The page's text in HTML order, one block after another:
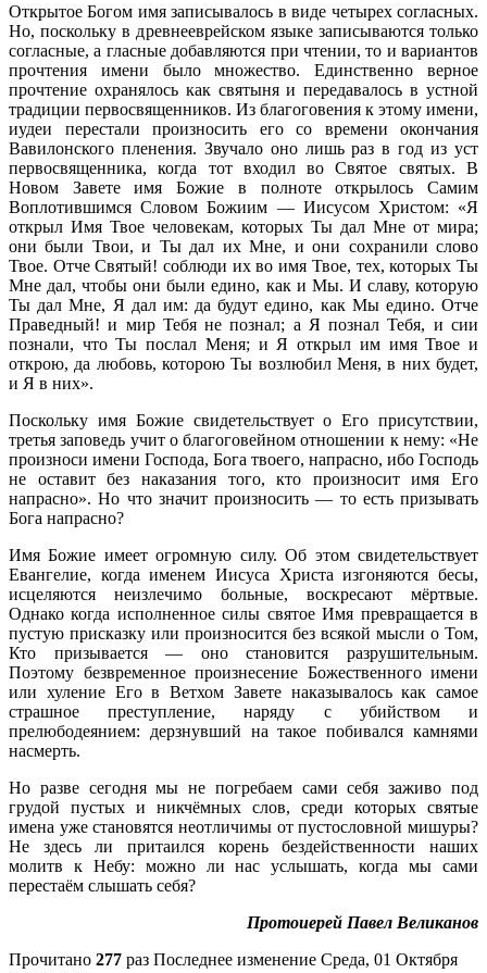
Открытое Богом имя записывалось в виде четырех согласных.
Но, поскольку в древнееврейском языке записываются только
согласные, а гласные добавляются при чтении, то и вариантов
прочтения имени было множество. Единственно верное
прочтение охранялось как святыня и передавалось в устной
традиции первосвященников. Из благоговения к этому имени,
иудеи перестали произносить его со времени окончания
Вавилонского пленения. Звучало оно лишь раз в год из уст
первосвященника, когда тот входил во Святое святых. В
Новом Завете имя Божие в полноте открылось Самим
Воплотившимся Словом Божиим — Иисусом Христом: «Я
открыл Имя Твое человекам, которых Ты дал Мне от мира;
они были Твои, и Ты дал их Мне, и они сохранили слово
Твое. Отче Святый! соблюди их во имя Твое, тех, которых Ты
Мне дал, чтобы они были едино, как и Мы. И славу, которую
Ты дал Мне, Я дал им: да будут едино, как Мы едино. Отче
Праведный! и мир Тебя не познал; а Я познал Тебя, и сии
познали, что Ты послал Меня; и Я открыл им имя Твое и
открою, да любовь, которою Ты возлюбил Меня, в них будет,
и Я в них».
Поскольку имя Божие свидетельствует о Его присутствии,
третья заповедь учит о благоговейном отношении к нему: «Не
произноси имени Господа, Бога твоего, напрасно, ибо Господь
не оставит без наказания того, кто произносит имя Его
напрасно». Но что значит произносить — то есть призывать
Бога напрасно?
Имя Божие имеет огромную силу. Об этом свидетельствует
Евангелие, когда именем Иисуса Христа изгоняются бесы,
исцеляются неизлечимо больные, воскресают мёртвые.
Однако когда исполненное силы святое Имя превращается в
пустую присказку или произносится без всякой мысли о Том,
Кто призывается — оно становится разрушительным.
Поэтому безвременное произнесение Божественного имени
или хуление Его в Ветхом Завете наказывалось как самое
страшное преступление, наряду с убийством и
прелюбодеянием: дерзнувший на такое побивался камнями
насмерть.
Но разве сегодня мы не погребаем сами себя заживо под
грудой пустых и никчёмных слов, среди которых святые
имена уже становятся неотличимы от пустословной мишуры?
Не здесь ли притаился корень бездейственности наших
молитв к Небу: можно ли нас услышать, когда мы сами
перестаём слышать себя?
Протоиерей Павел Великанов
Прочитано 277 раз Последнее изменение Среда, 01 Октября